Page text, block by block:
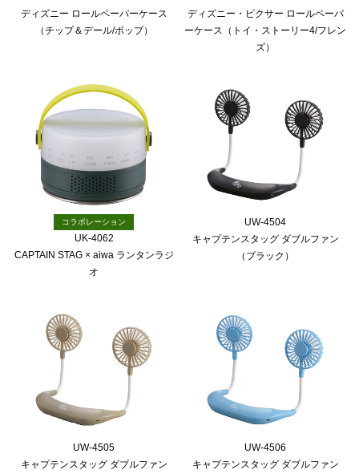
ディズニー ロールペーパーケース
（チップ＆デール/ポップ）
ディズニー・ピクサー ロールペーパ
ーケース（トイ・ストーリー4/フレン
ズ）
コラボレーション
UK-4062
CAPTAIN STAG × aiwa ランタンラジ
オ
UW-4504
キャプテンスタッグ ダブルファン
（ブラック）
UW-4505
キャプテンスタッグ ダブルファン
UW-4506
キャプテンスタッグ ダブルファン